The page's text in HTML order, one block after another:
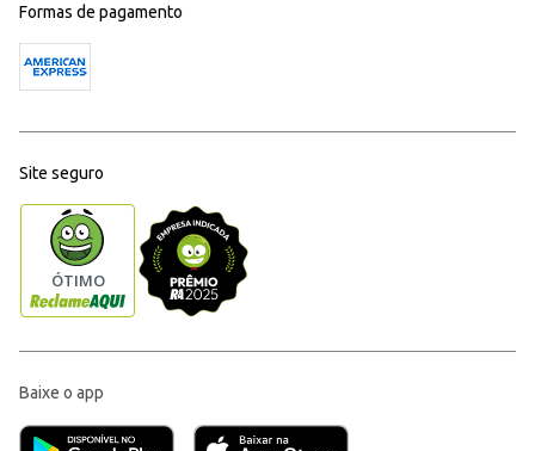
Formas de pagamento
Site seguro
Baixe o app